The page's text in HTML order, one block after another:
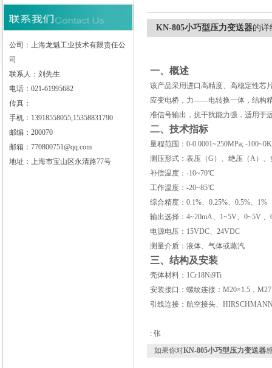
上海龙魁工业技术有限责任公司
公司：上海龙魁工业技术有限责任公
司
联系人：刘先生
电话：021-61995682
传真：
手机：13918558055,15358831790
邮编：200070
邮箱：770800751@qq.com
地址：上海市宝山区永清路77号
KN-805小巧型压力变送器的详
一、概述
该产品采用进口高精度、高稳定性芯
应变电桥，力——电转换一体，结构
准信号输出，抗干扰能力强，适用于
二、技术指标
量程范围：0-0.0001~250MPa; -
测压形式：表压（G）、绝压（A）
补偿温度：-10~70℃
工作温度：-20~85℃
综合精度：0.1%、0.25%、0.5%、1%
输出选择：4~20mA、1~5V、0~5V 、
电源电压：15VDC、24VDC
测量介质：液体、气体或蒸汽
三、结构及安装
壳体材料：1Cr18Ni9Ti
安装接口：螺纹连接：M20×1.5，
引线连接：航空接头、
: 张
如果你对KN-805小巧型压力变送器